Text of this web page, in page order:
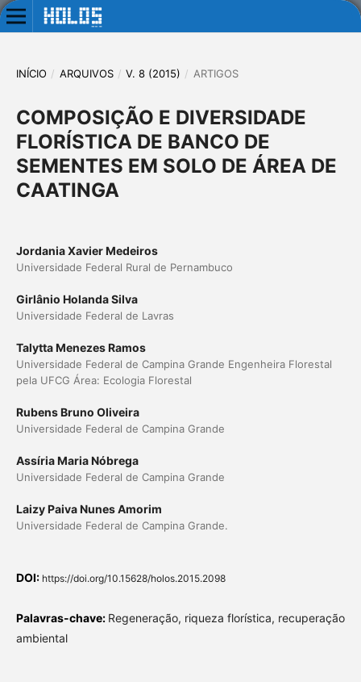
INÍCIO / ARQUIVOS / V. 8 (2015) / ARTIGOS
COMPOSIÇÃO E DIVERSIDADE
FLORÍSTICA DE BANCO DE
SEMENTES EM SOLO DE ÁREA DE
CAATINGA
Jordania Xavier Medeiros
Universidade Federal Rural de Pernambuco
Girlânio Holanda Silva
Universidade Federal de Lavras
Talytta Menezes Ramos
Universidade Federal de Campina Grande Engenheira Florestal
pela UFCG Área: Ecologia Florestal
Rubens Bruno Oliveira
Universidade Federal de Campina Grande
Assíria Maria Nóbrega
Universidade Federal de Campina Grande
Laizy Paiva Nunes Amorim
Universidade Federal de Campina Grande.
DOI: https://doi.org/10.15628/holos.2015.2098
Palavras-chave: Regeneração, riqueza florística, recuperação
ambiental